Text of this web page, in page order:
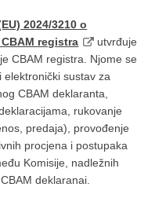
2024/3210 o
registra
utvrđuje
CBAM registra. Njome se
sustav za
CBAM deklaranta,
rukovanje
predaja), provođenje
procjena i postupaka
Komisije, nadležnih
deklaranai.